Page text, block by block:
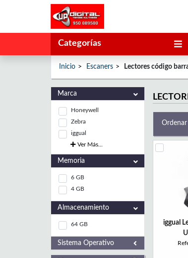
Categorías
Inicio Escaners Lectores código
Marca
Honeywell
Zebra
iggual
Ver Más...
Memoria
6 GB
4 GB
Almacenamiento
64 GB
Sistema Operativo
iggual